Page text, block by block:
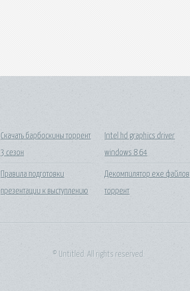
Скачать барбоскины торрент
3 сезон
Правила подготовки
презентации к выступлению
Intel hd graphics driver
windows 8 64
Декомпилятор exe файлов
торрент
© Untitled. All rights reserved.